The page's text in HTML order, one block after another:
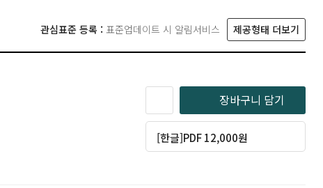
관심표준 등록 : 표준업데이트 시 알림서비스 제공형태 더보기
장바구니 담기
[한글]PDF 12,000원